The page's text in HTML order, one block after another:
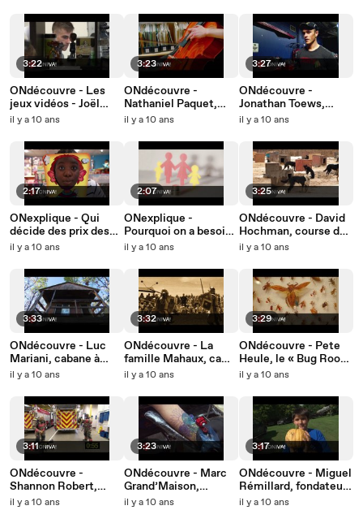
3:22
ONdécouvre - Les
jeux vidéos - Joël
Forest
il y a 10 ans
2:17
ONexplique - Qui
décide des prix des
choses ?
il y a 10 ans
3:33
ONdécouvre - Luc
Mariani, cabane à
Duck Lake
il y a 10 ans
3:11
ONdécouvre -
Shannon Robert,
pompière
il y a 10 ans
3:23
ONdécouvre -
Nathaniel Paquet,
violoncelliste
il y a 10 ans
2:07
ONexplique -
Pourquoi on a besoin
d'argent ?
il y a 10 ans
3:32
ONdécouvre - La
famille Mahaux, camp
médiéval
il y a 10 ans
3:23
ONdécouvre - Marc
Grand’Maison,
tatoueur
il y a 10 ans
3:27
ONdécouvre -
Jonathan Toews,
joueur de hockey
il y a 10 ans
3:25
ONdécouvre - David
Hochman, course de
chiens attelés
il y a 10 ans
3:29
ONdécouvre - Pete
Heule, le « Bug Room
»
il y a 10 ans
3:17
ONdécouvre - Miguel
Rémillard, fondateur
de Squash Diabetes
il y a 10 ans